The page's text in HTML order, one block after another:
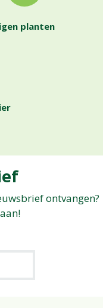
planten
ontvangen?